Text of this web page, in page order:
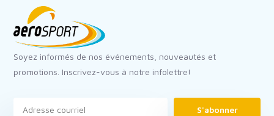
Soyez informés de nos événements, nouveautés et
promotions. Inscrivez-vous à notre infolettre!
S'abonner